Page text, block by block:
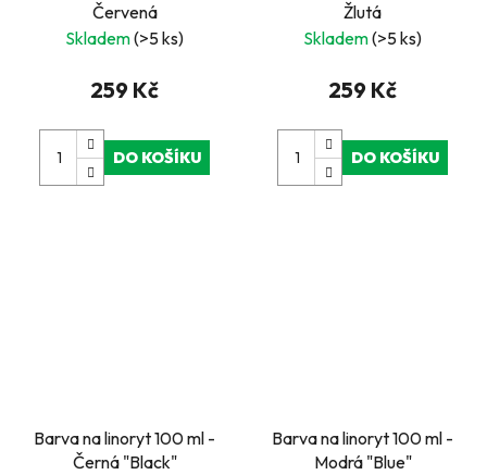
Červená
Skladem(>5 ks)
259 Kč
DO KOŠÍKU
Žlutá
Skladem(>5 ks)
259 Kč
DO KOŠÍKU
Barva na linoryt 100 ml -
Černá "Black"
Barva na linoryt 100 ml -
Modrá "Blue"